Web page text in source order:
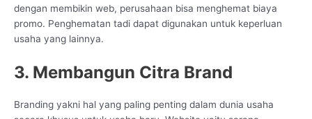
dengan membikin web, perusahaan bisa menghemat biaya
promo. Penghematan tadi dapat digunakan untuk keperluan
usaha yang lainnya.
3. Membangun Citra Brand
Branding yakni hal yang paling penting dalam dunia usaha